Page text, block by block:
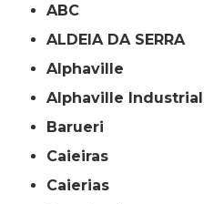
ABC
ALDEIA DA SERRA
Alphaville
Alphaville Industrial
Barueri
Caieiras
Caierias